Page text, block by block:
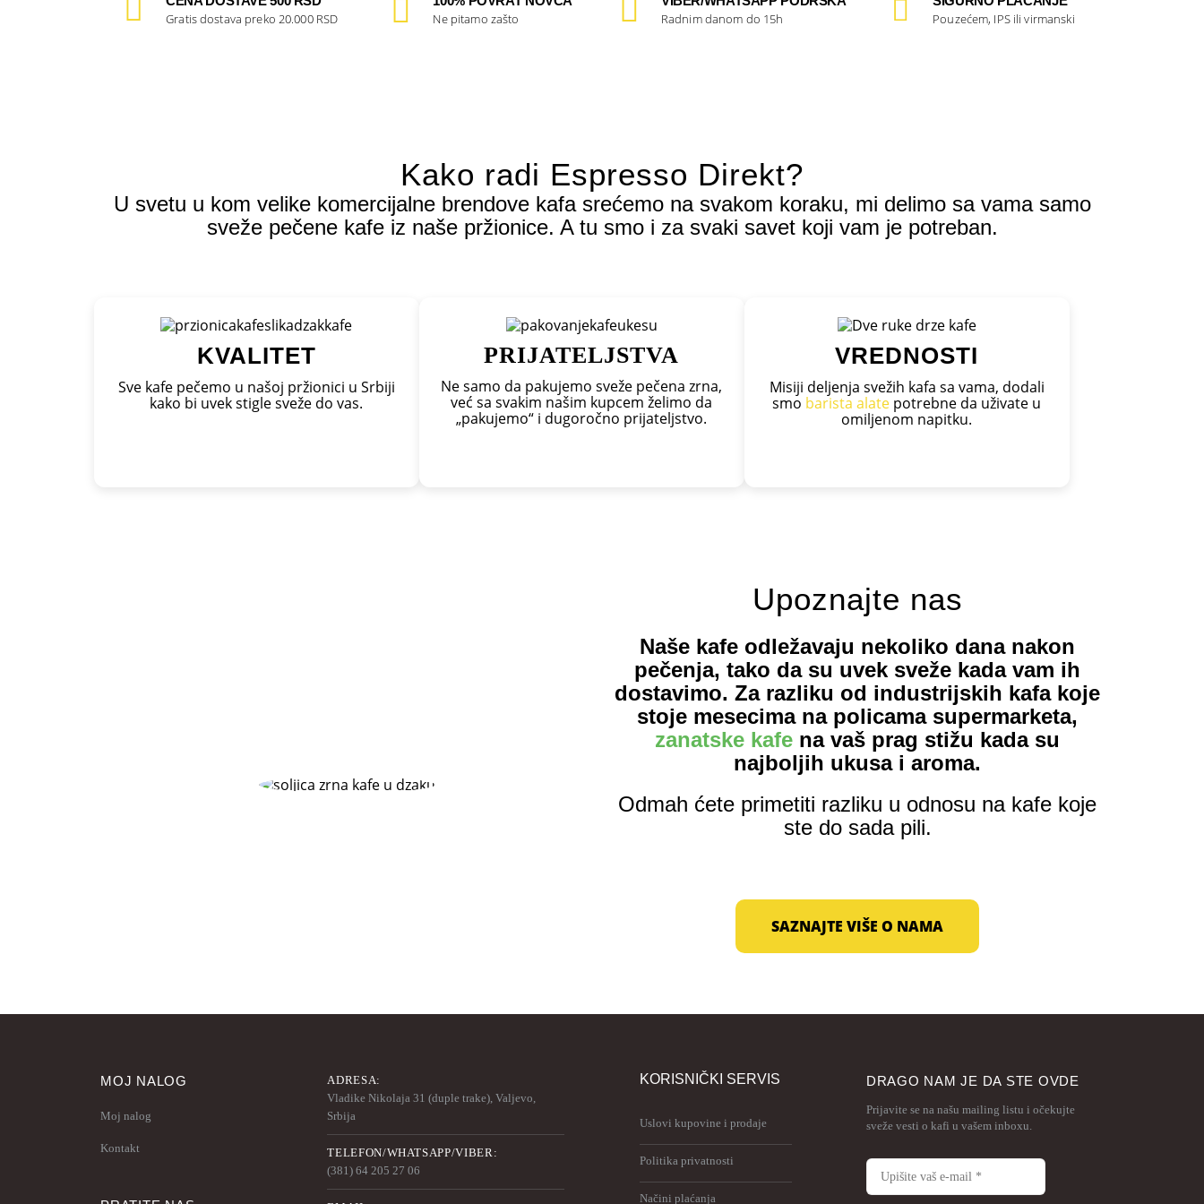
Gratis dostava preko 20.000 RSD Ne pitamo zašto Radnim danom do 15h Pouzećem, IPS ili virmanski
Kako radi Espresso Direkt?
U svetu u kom velike komercijalne brendove kafa srećemo na svakom koraku, mi delimo sa vama samo
sveže pečene kafe iz naše pržionice. A tu smo i za svaki savet koji vam je potreban.
KVALITET
Sve kafe pečemo u našoj pržionici u Srbiji
kako bi uvek stigle sveže do vas.
PRIJATELJSTVA
Ne samo da pakujemo sveže pečena zrna,
već sa svakim našim kupcem želimo da
„pakujemo“ i dugoročno prijateljstvo.
VREDNOSTI
Misiji deljenja svežih kafa sa vama, dodali
smo barista alate potrebne da uživate u
omiljenom napitku.
Upoznajte nas
Naše kafe odležavaju nekoliko dana nakon
pečenja, tako da su uvek sveže kada vam ih
dostavimo. Za razliku od industrijskih kafa koje
stoje mesecima na policama supermarketa,
zanatske kafe na vaš prag stižu kada su
najboljih ukusa i aroma.
Odmah ćete primetiti razliku u odnosu na kafe koje
ste do sada pili.
SAZNAJTE VIŠE O NAMA
MOJ NALOG
Moj nalog
Kontakt
ADRESA:
Vladike Nikolaja 31 (duple trake), Valjevo,
Srbija
TELEFON/WHATSAPP/VIBER:
(381) 64 205 27 06
KORISNIČKI SERVIS
Uslovi kupovine i prodaje
Politika privatnosti
Načini plaćanja
DRAGO NAM JE DA STE OVDE
Prijavite se na našu mailing listu i očekujte
sveže vesti o kafi u vašem inboxu.